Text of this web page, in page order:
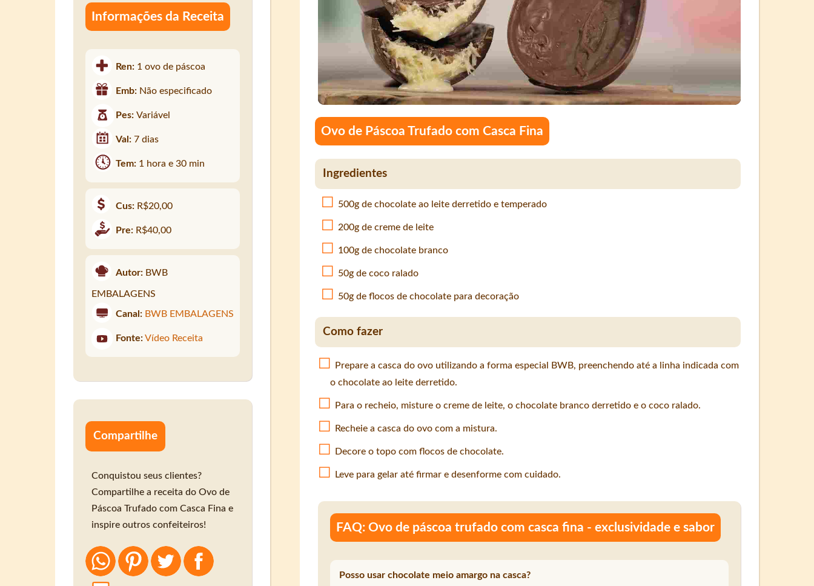
Ovo de Páscoa Trufado com Casca Fina
Ingredientes
500g de chocolate ao leite derretido e temperado
200g de creme de leite
100g de chocolate branco
50g de coco ralado
50g de flocos de chocolate para decoração
Como fazer
Prepare a casca do ovo utilizando a forma especial BWB, preenchendo até a linha indicada com
o chocolate ao leite derretido.
Para o recheio, misture o creme de leite, o chocolate branco derretido e o coco ralado.
Recheie a casca do ovo com a mistura.
Decore o topo com flocos de chocolate.
Leve para gelar até firmar e desenforme com cuidado.
FAQ: Ovo de páscoa trufado com casca fina - exclusividade e sabor
Posso usar chocolate meio amargo na casca?
Informações da Receita
Ren: 1 ovo de páscoa
Emb: Não especificado
Pes:Variável
Val:7 dias
Tem: 1 hora e 30 min
Cus: R$20,00
Pre: R$40,00
Autor: BWB
EMBALAGENS
Canal: BWB EMBALAGENS
Fonte: Vídeo Receita
Compartilhe
Conquistou seus clientes?
Compartilhe a receita do Ovo de
Páscoa Trufado com Casca Fina e
inspire outros confeiteiros!